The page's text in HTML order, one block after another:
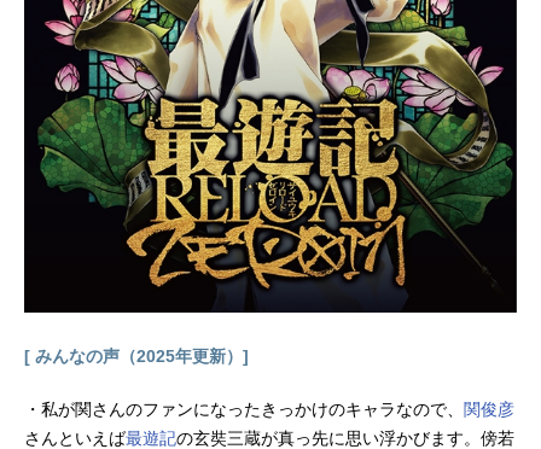
（金）真生版：2024年10月4日
（金）キャスト鬼太郎の父（かつて
の目玉おやじ）：関俊彦水木：木内
秀信龍賀沙代：種﨑敦美長田時弥：
小林由美子龍賀時貞：白鳥哲龍賀時
磨：飛田展男龍賀孝三：中井和哉龍
賀乙米：沢海陽子龍賀克典：山路和
弘龍賀丙江：皆口裕子長田（龍賀）
庚子：釘宮理恵長田幻治：石田彰あ
る謎の少年：古川登志夫鬼太郎：沢
城みゆきねこ...
[ みんなの声（2025年更新）]
・私が関さんのファンになったきっかけのキャラなので、 関俊彦
さんといえば最遊記の玄奘三蔵が真っ先に思い浮かびます。傍若